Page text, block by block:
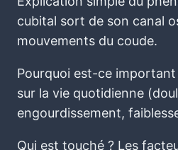
cubital sort de son canal
mouvements du coude.
Pourquoi est-ce important
sur la vie quotidienne
engourdissement,
Qui est touché ? Les